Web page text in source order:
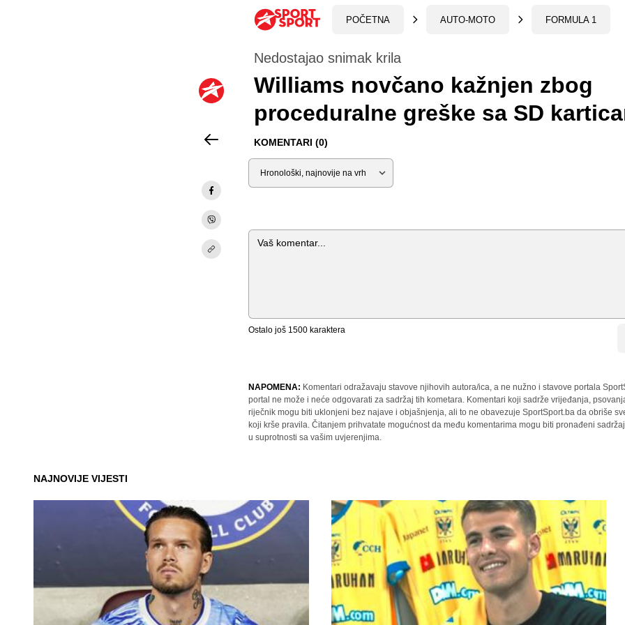
POČETNA AUTO-MOTO FORMULA 1
Nedostajao snimak krila
Williams novčano kažnjen zbog
proceduralne greške sa SD
KOMENTARI (0)
Sortiraj
Komentar
Ostalo još 1500 karaktera
NAPOMENA: Komentari odražavaju stavove njihovih autora/ica, a ne nužno i stavove portala
portal ne može i neće odgovarati za sadržaj tih kometara. Komentari koji sadrže vrijeđanja,
riječnik mogu biti uklonjeni bez najave i objašnjenja, ali to ne obavezuje SportSport.ba da obriše
koji krše pravila. Čitanjem prihvatate mogućnost da među komentarima mogu biti pronađeni
u suprotnosti sa vašim uvjerenjima.
NAJNOVIJE VIJESTI